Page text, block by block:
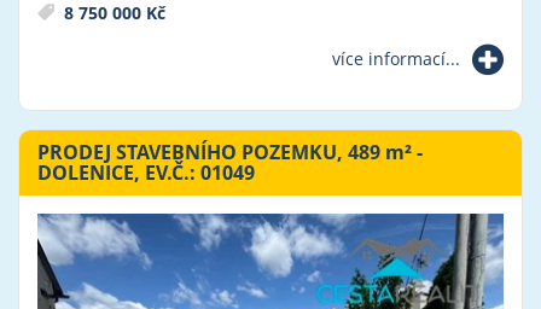
8 750 000 Kč
více informací...
PRODEJ STAVEBNÍHO POZEMKU, 489 m²-
DOLENICE, EV.Č.: 01049